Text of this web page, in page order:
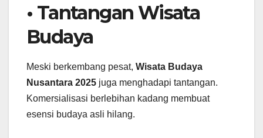
• Tantangan Wisata
Budaya
Meski berkembang pesat, Wisata Budaya
Nusantara 2025 juga menghadapi tantangan.
Komersialisasi berlebihan kadang membuat
esensi budaya asli hilang.